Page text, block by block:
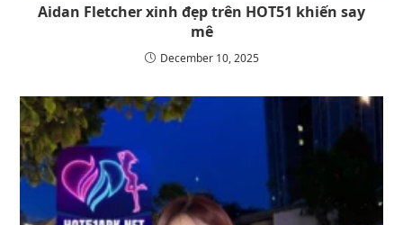
Aidan Fletcher xinh đẹp trên HOT51 khiến say
mê
December 10, 2025